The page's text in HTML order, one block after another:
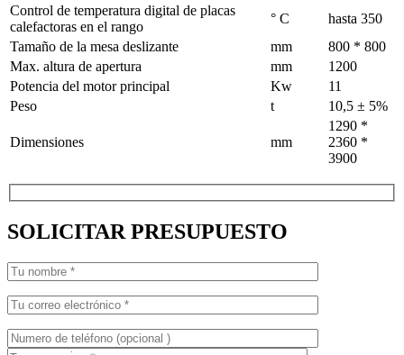
Control de temperatura digital de placas
calefactoras en el rango
° C
hasta 350
Tamaño de la mesa deslizante
mm
800 * 800
Max. altura de apertura
mm
1200
Potencia del motor principal
Kw
11
Peso
t 10,5 ± 5%
Dimensiones mm
1290 *
2360 *
3900
SOLICITAR PRESUPUESTO